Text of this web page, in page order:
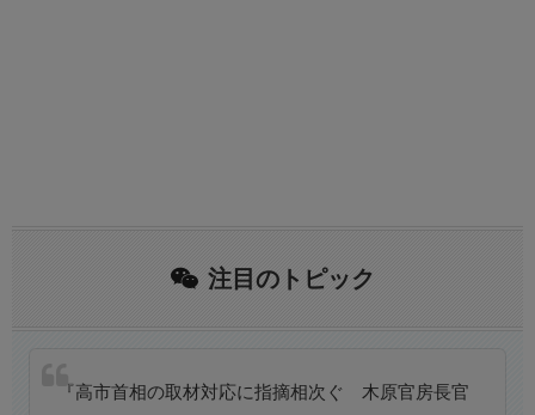
注目のトピック
『高市首相の取材対応に指摘相次ぐ 木原官房長官